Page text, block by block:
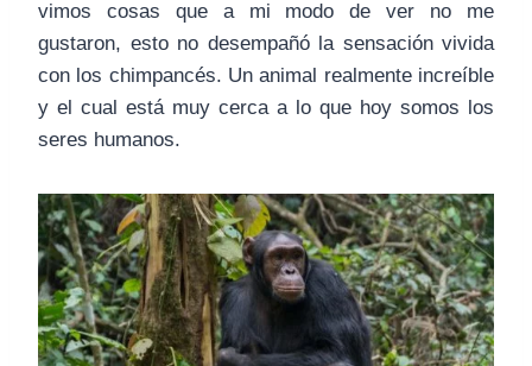
vimos cosas que a mi modo de ver no me
gustaron, esto no desempañó la sensación vivida
con los chimpancés. Un animal realmente increíble
y el cual está muy cerca a lo que hoy somos los
seres humanos.